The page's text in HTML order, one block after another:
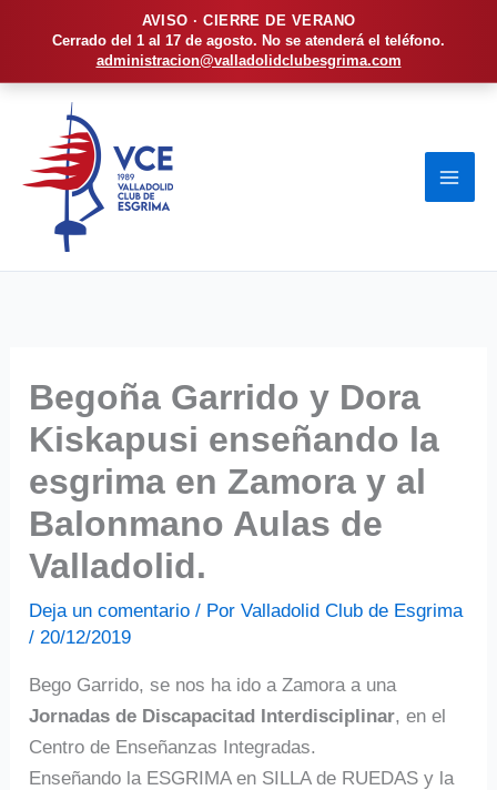
AVISO · CIERRE DE VERANO
Cerrado del 1 al 17 de agosto. No se atenderá el teléfono.
administracion@valladolidclubesgrima.com
contenido
Begoña Garrido y Dora
Kiskapusi enseñando la
esgrima en Zamora y al
Balonmano Aulas de
Valladolid.
Deja un comentario / PorValladolid Club de Esgrima
/ 20/12/2019
Bego Garrido, se nos ha ido a Zamora a una
Jornadas de Discapacitad Interdisciplinar, en el
Centro de Enseñanzas Integradas.
Enseñando la ESGRIMA en SILLA de RUEDAS y la